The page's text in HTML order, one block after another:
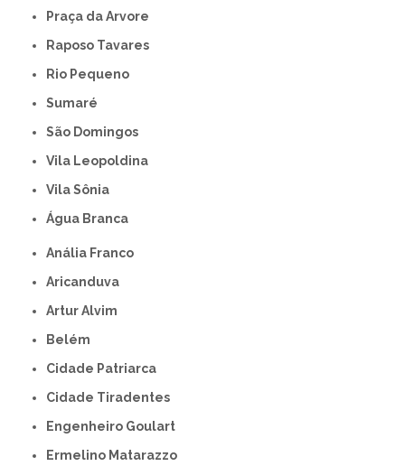
Praça da Arvore
Raposo Tavares
Rio Pequeno
Sumaré
São Domingos
Vila Leopoldina
Vila Sônia
Água Branca
Anália Franco
Aricanduva
Artur Alvim
Belém
Cidade Patriarca
Cidade Tiradentes
Engenheiro Goulart
Ermelino Matarazzo